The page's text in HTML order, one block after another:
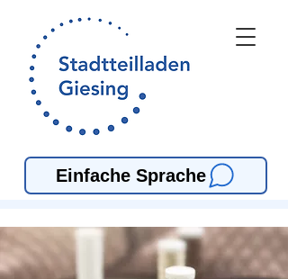
Einfache Sprache